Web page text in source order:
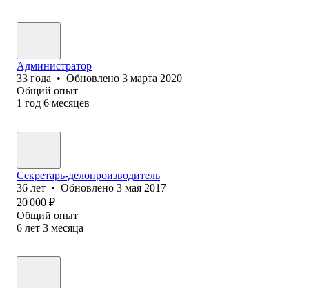
Администратор
33 года • Обновлено 3 марта 2020
Общий опыт
1 год 6 месяцев
Секретарь-делопроизводитель
36 лет • Обновлено 3 мая 2017
20 000 ₽
Общий опыт
6 лет 3 месяца